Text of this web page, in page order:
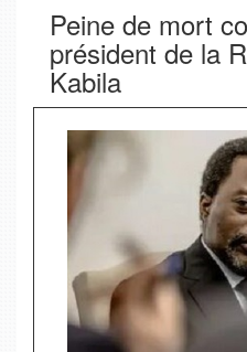
Peine de mort
président de la
Kabila